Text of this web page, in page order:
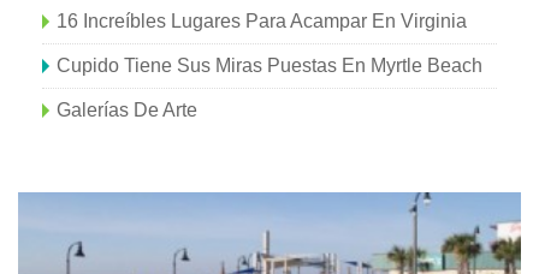
16 Increíbles Lugares Para Acampar En Virginia
Cupido Tiene Sus Miras Puestas En Myrtle Beach
Galerías De Arte